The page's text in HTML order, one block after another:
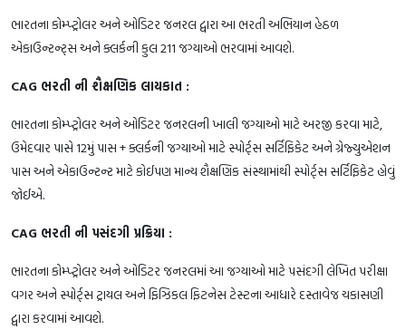
ભારતના કોમ્પ્ટ્રોલર અને ઓડિટર જનરલ દ્વારા આ ભરતી અભિયાન હેઠળ
એકાઉન્ટન્ટ્સ અને ક્લર્કની કુલ 211 જગ્યાઓ ભરવામાં આવશે.
CAG ભરતી ની શૈક્ષણિક લાયકાત :
ભારતના કોમ્પ્ટ્રોલર અને ઓડિટર જનરલની ખાલી જગ્યાઓ માટે અરજી કરવા માટે,
ઉમેદવાર પાસે 12મું પાસ + ક્લર્કની જગ્યાઓ માટે સ્પોર્ટ્સ સર્ટિફિકેટ અને ગ્રેજ્યુએશન
પાસ અને એકાઉન્ટન્ટ માટે કોઈપણ માન્ય શૈક્ષણિક સંસ્થામાંથી સ્પોર્ટ્સ સર્ટિફિકેટ હોવું
જોઈએ.
CAG ભરતી ની પસંદગી પ્રક્રિયા :
ભારતના કોમ્પ્ટ્રોલર અને ઓડિટર જનરલમાં આ જગ્યાઓ માટે પસંદગી લેખિત પરીક્ષા
વગર અને સ્પોર્ટ્સ ટ્રાયલ અને ફિઝિકલ ફિટનેસ ટેસ્ટના આધારે દસ્તાવેજ ચકાસણી
દ્વારા કરવામાં આવશે.